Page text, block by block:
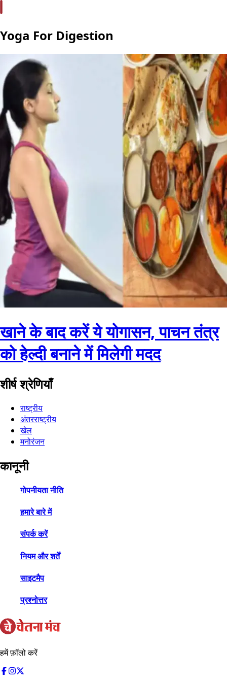
Yoga For Digestion
खाने के बाद करें ये योगासन, पाचन तंत्र
को हेल्दी बनाने में मिलेगी मदद
शीर्ष श्रेणियाँ
राष्ट्रीय
अंतरराष्ट्रीय
खेल
मनोरंजन
कानूनी
गोपनीयता नीति
हमारे बारे में
संपर्क करें
नियम और शर्तें
साइटमैप
प्रश्नोत्तर
हमें फ़ॉलो करें